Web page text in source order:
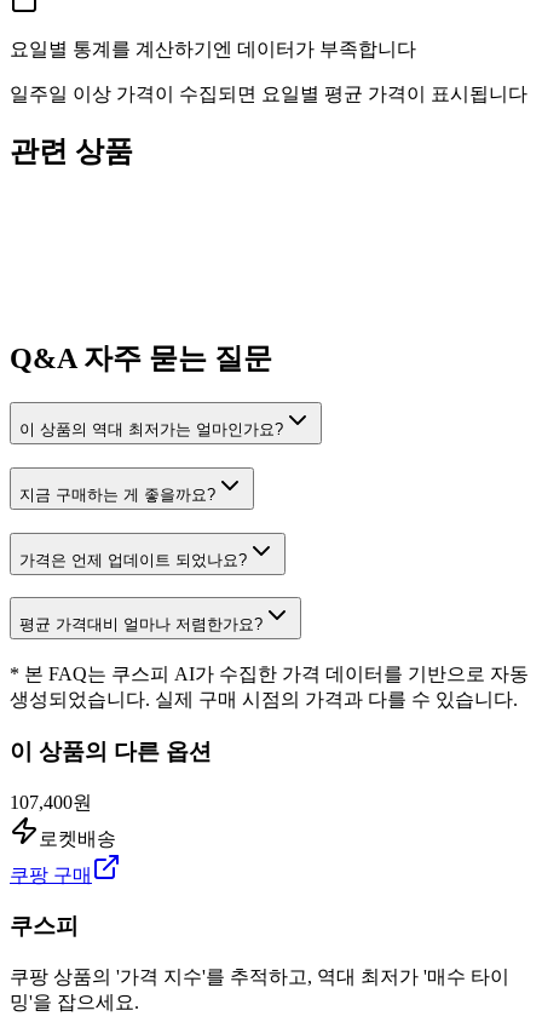
요일별 통계를 계산하기엔 데이터가 부족합니다
일주일 이상 가격이 수집되면 요일별 평균 가격이 표시됩니다
관련 상품
Q&A자주 묻는 질문
이 상품의 역대 최저가는 얼마인가요?
지금 구매하는 게 좋을까요?
가격은 언제 업데이트 되었나요?
평균 가격대비 얼마나 저렴한가요?
* 본 FAQ는 쿠스피 AI가 수집한 가격 데이터를 기반으로 자동
생성되었습니다. 실제 구매 시점의 가격과 다를 수 있습니다.
이 상품의 다른 옵션
107,400원
로켓배송
쿠팡 구매
쿠스피
쿠팡 상품의 '가격 지수'를 추적하고, 역대 최저가 '매수 타이
밍'을 잡으세요.